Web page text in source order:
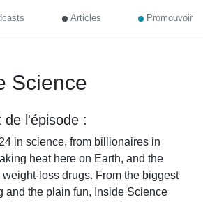
Articles Promouvoir
Science
de l'épisode :
in science, from billionaires in
heat here on Earth, and the
loss drugs. From the biggest
and the plain fun, Inside Science